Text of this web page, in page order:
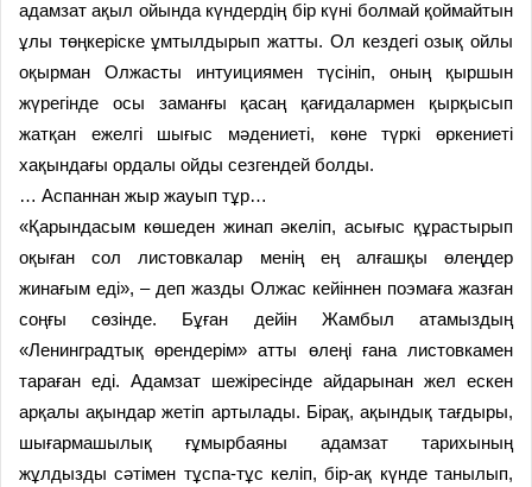
адамзат ақыл ойында күндердің бір күні болмай қоймайтын
ұлы төңкеріске ұмтылдырып жатты. Ол кездегі озық ойлы
оқырман Олжасты интуициямен түсініп, оның қыршын
жүрегінде осы заманғы қасаң қағидалармен қырқысып
жатқан ежелгі шығыс мәдениеті, көне түркі өркениеті
хақындағы ордалы ойды сезгендей болды.
… Аспаннан жыр жауып тұр…
«Қарындасым көшеден жинап әкеліп, асығыс құрастырып
оқыған сол листовкалар менің ең алғашқы өлеңдер
жинағым еді», – деп жазды Олжас кейіннен поэмаға жазған
соңғы сөзінде. Бұған дейін Жамбыл атамыздың
«Ленинградтық өрендерім» атты өлеңі ғана листовкамен
тараған еді. Адамзат шежіресінде айдарынан жел ескен
арқалы ақындар жетіп артылады. Бірақ, ақындық тағдыры,
шығармашылық ғұмырбаяны адамзат тарихының
жұлдызды сәтімен тұспа-тұс келіп, бір-ақ күнде танылып,